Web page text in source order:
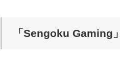
「Sengoku Gaming